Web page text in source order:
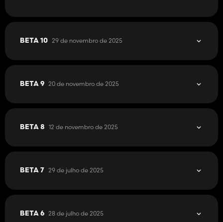
BETA 10 29 de novembro de 2025
BETA 9 20 de novembro de 2025
BETA 8 12 de novembro de 2025
BETA 7 29 de julho de 2025
BETA 6 28 de julho de 2025